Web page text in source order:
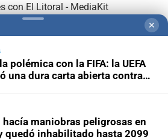
con El Litoral - MediaKit
Asociación con:
✕
polémica con la FIFA: la UEFA
una dura carta abierta contra
hacía maniobras peligrosas en
quedó inhabilitado hasta 2099